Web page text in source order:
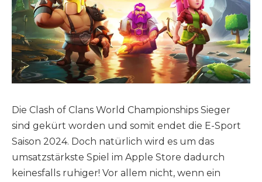
Die Clash of Clans World Championships Sieger
sind gekürt worden und somit endet die E-Sport
Saison 2024. Doch natürlich wird es um das
umsatzstärkste Spiel im Apple Store dadurch
keinesfalls ruhiger! Vor allem nicht, wenn ein